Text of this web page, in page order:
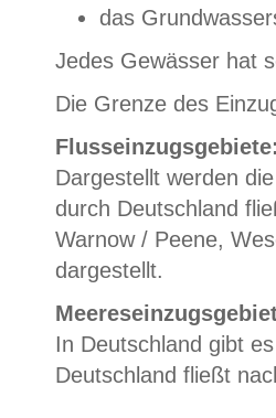
das
Jedes Gewässer hat
Die Grenze des
Dargestellt werden
durch Deutschland
Warnow / Peene,
dargestellt.
In Deutschland gibt
Deutschland fließt